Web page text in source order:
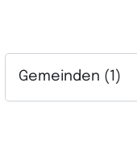
Gemeinden (1)